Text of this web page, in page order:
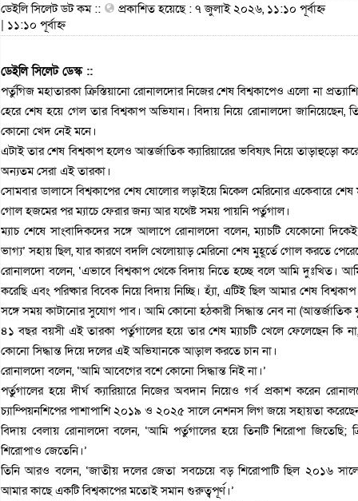
ডেইলি সিলেট ডট কম ::
প্রকাশিত হয়েছে : ৭ জুলাই ২০২৬, ১১:১০ পূর্বাহ্ন
| ১১:১০ পূর্বাহ্ন
ডেইলি সিলেট ডেস্ক ::
পর্তুগিজ মহাতারকা ক্রিস্তিয়ানো রোনালদোর নিজের শেষ বিশ্বকাপেও এলো না
হেরে শেষ হয়ে গেল তার বিশ্বকাপ অভিযান। বিদায় নিয়ে রোনালদো জানিয়েছেন,
কোনো খেদ নেই মনে।
এটাই তার শেষ বিশ্বকাপ হলেও আন্তর্জাতিক ক্যারিয়ারের ভবিষ্যৎ নিয়ে তাড়াহুড়ো
অন্যতম সেরা এই তারকা।
সোমবার ডালাসে বিশ্বকাপের শেষ ষোলোর লড়াইয়ে মিকেল মেরিনোর একেবারে
গোল হজমের পর ম্যাচে ফেরার জন্য আর যথেষ্ট সময় পায়নি পর্তুগাল।
ম্যাচ শেষে সাংবাদিকদের সঙ্গে আলাপে রোনালদো বলেন, ম্যাচটি যেকোনো
ভাগ্য’ সহায় ছিল, যার কারণে বদলি খেলোয়াড় মেরিনো শেষ মুহূর্তে গোল করতে
রোনালদো বলেন, ‘এভাবে বিশ্বকাপ থেকে বিদায় নিতে হচ্ছে বলে আমি দুঃখিত।
করেছি এবং পরিষ্কার বিবেক নিয়ে বিদায় নিচ্ছি। হ্যাঁ, এটিই ছিল আমার শেষ
সঙ্গে সময় কাটানোর সুযোগ পাব। আমি কোনো হঠকারী সিদ্ধান্ত নেব না (আন্তর্জাতিক
৪১ বছর বয়সী এই তারকা পর্তুগালের হয়ে তার শেষ ম্যাচটি খেলে ফেলেছেন কি না,
কোনো সিদ্ধান্ত দিয়ে দলের এই অভিযানকে আড়াল করতে চান না।
রোনালদো বলেন, ‘আমি আবেগের বশে কোনো সিদ্ধান্ত নিই না।’
পর্তুগালের হয়ে দীর্ঘ ক্যারিয়ারে নিজের অবদান নিয়েও গর্ব প্রকাশ করেন
চ্যাম্পিয়নশিপের পাশাপাশি ২০১৯ ও ২০২৫ সালে নেশনস লিগ জয়ে সহায়তা
বিদায় বেলায় রোনালদো বলেন, ‘আমি পর্তুগালের হয়ে তিনটি শিরোপা জিতেছি;
শিরোপাও জেতেনি।’
তিনি আরও বলেন, ‘জাতীয় দলের জেতা সবচেয়ে বড় শিরোপাটি ছিল ২০১৬
আমার কাছে একটি বিশ্বকাপের মতোই সমান গুরুত্বপূর্ণ।’